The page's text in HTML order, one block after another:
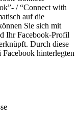
/ “Connect with
auf die
Sie sich mit
Ihr Facebook-Profil
Durch diese
hinterlegten